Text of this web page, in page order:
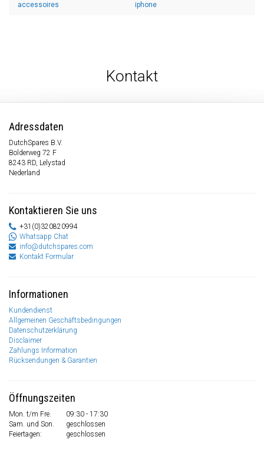
accessoires
iphone
Kontakt
Adressdaten
DutchSpares B.V.
Bolderweg 72 F
8243 RD, Lelystad
Nederland
Kontaktieren Sie uns
+31(0)320820994
Whatsapp Chat
info@dutchspares.com
Kontakt Formular
Informationen
Kundendienst
Allgemeinen Geschäftsbedingungen
Datenschutzerklärung
Disclaimer
Zahlungs Information
Rücksendungen & Garantien
Öffnungszeiten
Mon. t/m Fre.
09:30 - 17:30
Sam. und Son.
geschlossen
Feiertagen:
geschlossen